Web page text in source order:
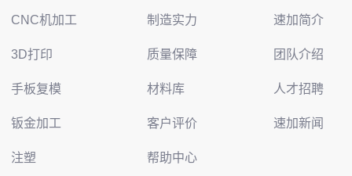
CNC机加工
3D打印
手板复模
钣金加工
注塑
制造实力
质量保障
材料库
客户评价
帮助中心
速加简介
团队介绍
人才招聘
速加新闻